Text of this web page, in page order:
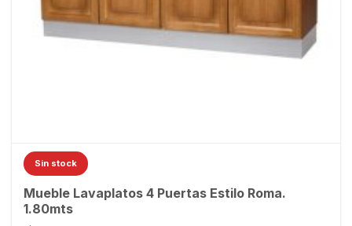
Sin stock
Mueble Lavaplatos 4 Puertas Estilo Roma.
1.80mts